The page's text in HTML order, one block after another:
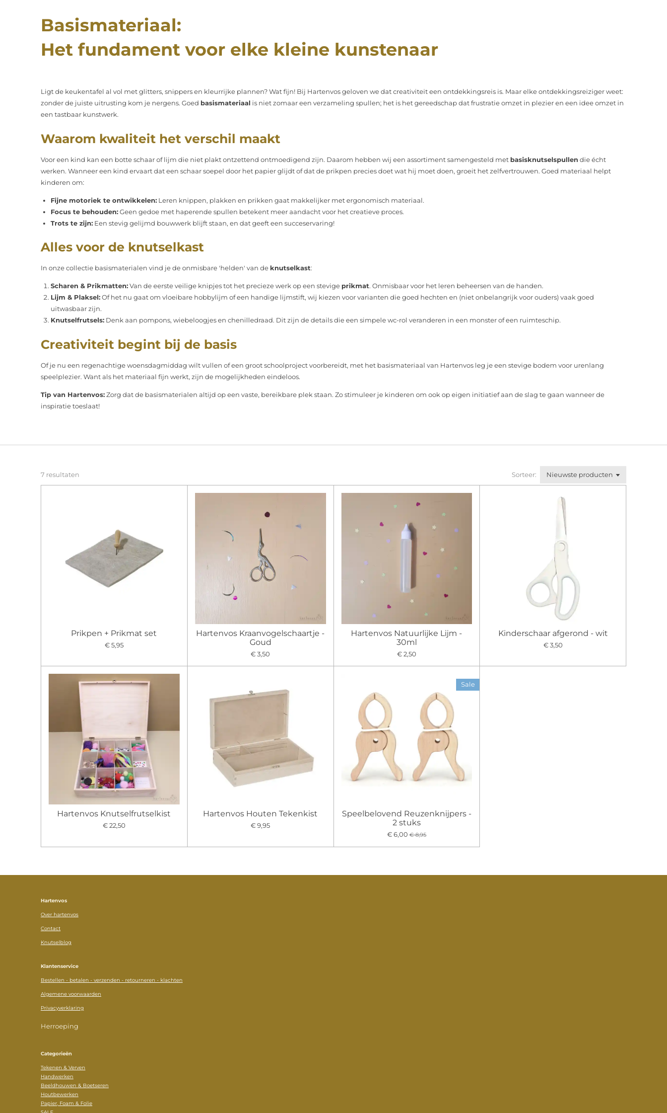
Basismateriaal:
Het fundament voor elke kleine kunstenaar
Ligt de keukentafel al vol met glitters, snippers en kleurrijke plannen? Wat fijn! Bij Hartenvos geloven we dat creativiteit een ontdekkingsreis is. Maar elke ontdekkingsreiziger weet:
zonder de juiste uitrusting kom je nergens. Goed basismateriaal is niet zomaar een verzameling spullen; het is het gereedschap dat frustratie omzet in plezier en een idee omzet in
een tastbaar kunstwerk.
Waarom kwaliteit het verschil maakt
Voor een kind kan een botte schaar of lijm die niet plakt ontzettend ontmoedigend zijn. Daarom hebben wij een assortiment samengesteld met basisknutselspullen die écht
werken. Wanneer een kind ervaart dat een schaar soepel door het papier glijdt of dat de prikpen precies doet wat hij moet doen, groeit het zelfvertrouwen. Goed materiaal helpt
kinderen om:
Fijne motoriek te ontwikkelen: Leren knippen, plakken en prikken gaat makkelijker met ergonomisch materiaal.
Focus te behouden: Geen gedoe met haperende spullen betekent meer aandacht voor het creatieve proces.
Trots te zijn: Een stevig gelijmd bouwwerk blijft staan, en dat geeft een succeservaring!
Alles voor de knutselkast
In onze collectie basismaterialen vind je de onmisbare 'helden' van de knutselkast:
Scharen & Prikmatten: Van de eerste veilige knipjes tot het precieze werk op een stevige prikmat. Onmisbaar voor het leren beheersen van de handen.
Lijm & Plaksel: Of het nu gaat om vloeibare hobbylijm of een handige lijmstift, wij kiezen voor varianten die goed hechten en (niet onbelangrijk voor ouders) vaak goed
uitwasbaar zijn.
Knutselfrutsels: Denk aan pompons, wiebeloogjes en chenilledraad. Dit zijn de details die een simpele wc-rol veranderen in een monster of een ruimteschip.
Creativiteit begint bij de basis
Of je nu een regenachtige woensdagmiddag wilt vullen of een groot schoolproject voorbereidt, met het basismateriaal van Hartenvos leg je een stevige bodem voor urenlang
speelplezier. Want als het materiaal fijn werkt, zijn de mogelijkheden eindeloos.
Tip van Hartenvos:Zorg dat de basismaterialen altijd op een vaste, bereikbare plek staan. Zo stimuleer je kinderen om ook op eigen initiatief aan de slag te gaan wanneer de
inspiratie toeslaat!
7 resultaten Sorteer:
Prikpen + Prikmat set
€ 5,95
Hartenvos Kraanvogelschaartje -
Goud
€ 3,50
Hartenvos Natuurlijke Lijm -
30ml
€ 2,50
Kinderschaar afgerond - wit
€ 3,50
Hartenvos Knutselfrutselkist
€ 22,50
Hartenvos Houten Tekenkist
€ 9,95
Sale
Speelbelovend Reuzenknijpers -
2 stuks
€ 6,00 € 8,95
Hartenvos
Over hartenvos
Contact
Knutselblog
Klantenservice
Bestellen - betalen - verzenden - retourneren - klachten
Algemene voorwaarden
Privacyverklaring
Herroeping
Categorieën
Tekenen & Verven
Handwerken
Beeldhouwen & Boetseren
Houtbewerken
Papier, Foam & Folie